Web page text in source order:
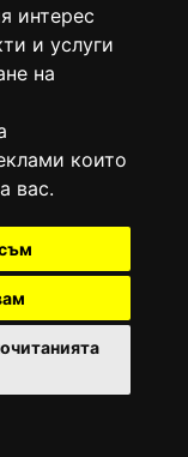
интерес
и услуги
на
които
вас.
в националния
национална
информационен
за марка